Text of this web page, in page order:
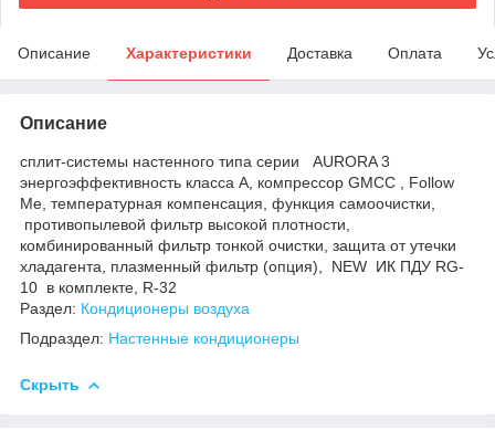
Описание Характеристики Доставка Оплата
Описание
сплит-системы настенного типа серии AURORA 3
энергоэффективность класса А, компрессор GMCC , Follow
Me, температурная компенсация, функция самоочистки,
противопылевой фильтр высокой плотности,
комбинированный фильтр тонкой очистки, защита от утечки
хладагента, плазменный фильтр (опция), NEW ИК ПДУ RG-
10 в комплекте, R-32
Раздел: Кондиционеры воздуха
Подраздел: Настенные кондиционеры
Скрыть